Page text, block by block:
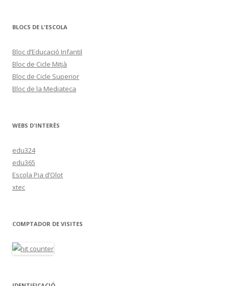
BLOCS DE L'ESCOLA
Bloc d’Educació Infantil
Bloc de Cicle Mitjà
Bloc de Cicle Superior
Bloc de la Mediateca
WEBS D'INTERÈS
edu324
edu365
Escola Pia d’Olot
xtec
COMPTADOR DE VISITES